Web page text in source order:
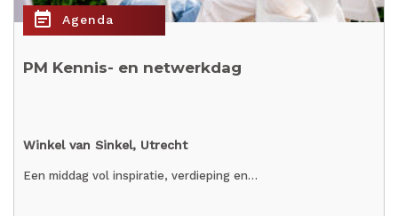
event_note Agenda
PM Kennis- en netwerkdag
Winkel van Sinkel, Utrecht
Een middag vol inspiratie, verdieping en…